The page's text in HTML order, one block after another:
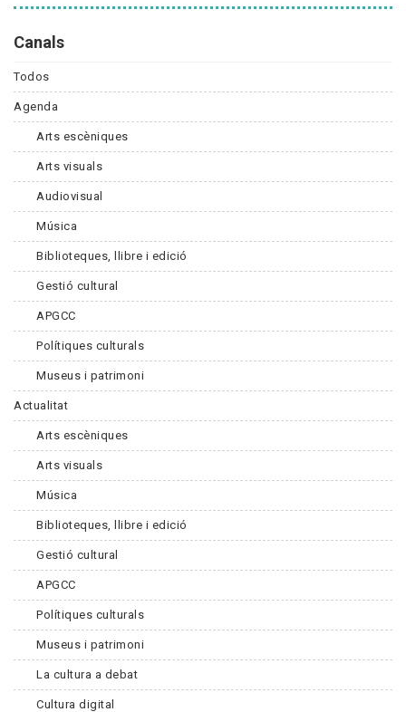
Canals
Todos
Agenda
Arts escèniques
Arts visuals
Audiovisual
Música
Biblioteques, llibre i edició
Gestió cultural
APGCC
Polítiques culturals
Museus i patrimoni
Actualitat
Arts escèniques
Arts visuals
Música
Biblioteques, llibre i edició
Gestió cultural
APGCC
Polítiques culturals
Museus i patrimoni
La cultura a debat
Cultura digital